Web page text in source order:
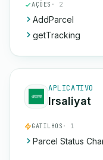
AÇÕES · 2
AddParcel
getTracking
APLICATIVO
Irsaliyat
GATILHOS · 1
Parcel Status